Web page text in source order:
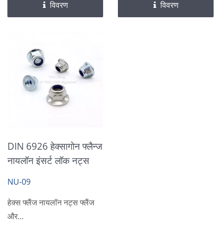
विवरण विवरण
DIN 6926 हेक्सागोन फ्लैन्ज
नायलॉन इंसर्ट लॉक नट्स
NU-09
हेक्स फ्लैंज नायलॉन नट्स फ्लैंज
और...